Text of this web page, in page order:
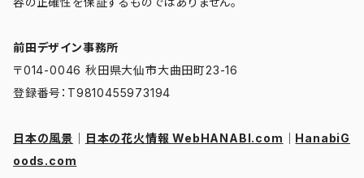
前田デザイン事務所
〒014-0046 秋田県大仙市大曲田町23-16
登録番号：T9810455973194
日本の風景 日本の花火情報 WebHANABI.com
HanabiG
oods.com